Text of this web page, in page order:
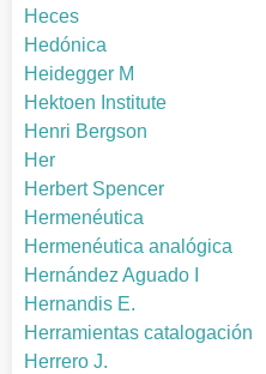
Heces
Hedónica
Heidegger M
Hektoen Institute
Henri Bergson
Her
Herbert Spencer
Hermenéutica
Hermenéutica analógica
Hernández Aguado I
Hernandis E.
Herramientas catalogación
Herrero J.